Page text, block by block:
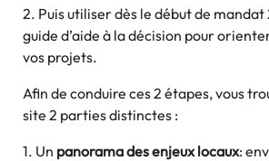
2. Puis utiliser dès le début de
guide d’aide à la décision pour
vos projets.
Afin de conduire ces 2 étapes, vous
site 2 parties distinctes :
1. Un panorama des enjeux locaux: